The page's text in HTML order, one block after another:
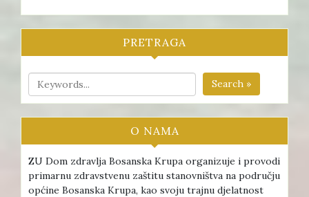
PRETRAGA
Search »
O NAMA
ZU Dom zdravlja Bosanska Krupa organizuje i provodi
primarnu zdravstvenu zaštitu stanovništva na području
općine Bosanska Krupa, kao svoju trajnu djelatnost